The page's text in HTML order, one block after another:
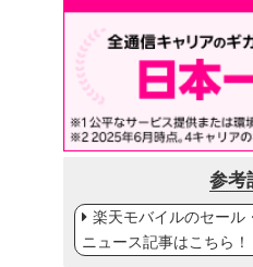
参考
楽天モバイルのセール
ニュース記事はこちら！